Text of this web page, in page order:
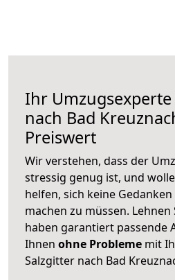
Ihr
nach Bad
Preiswert
Wir verstehen, dass der
stressig genug ist, und
helfen, sich keine
machen zu müssen.
haben garantiert passende
Ihnen ohne Probleme mit
Salzgitter nach Bad